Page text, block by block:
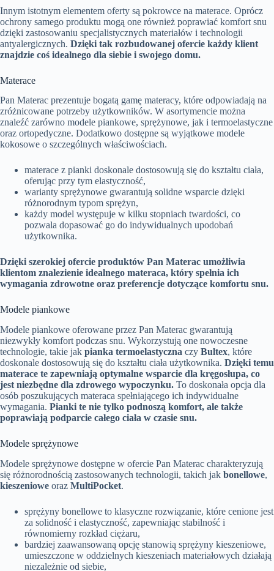
Innym istotnym elementem oferty są pokrowce na materace. Oprócz
ochrony samego produktu mogą one również poprawiać komfort snu
dzięki zastosowaniu specjalistycznych materiałów i technologii
antyalergicznych. Dzięki tak rozbudowanej ofercie każdy klient
znajdzie coś idealnego dla siebie i swojego domu.
Materace
Pan Materac prezentuje bogatą gamę materacy, które odpowiadają na
zróżnicowane potrzeby użytkowników. W asortymencie można
znaleźć zarówno modele piankowe, sprężynowe, jak i termoelastyczne
oraz ortopedyczne. Dodatkowo dostępne są wyjątkowe modele
kokosowe o szczególnych właściwościach.
materace z pianki doskonale dostosowują się do kształtu ciała,
oferując przy tym elastyczność,
warianty sprężynowe gwarantują solidne wsparcie dzięki
różnorodnym typom sprężyn,
każdy model występuje w kilku stopniach twardości, co
pozwala dopasować go do indywidualnych upodobań
użytkownika.
Dzięki szerokiej ofercie produktów Pan Materac umożliwia
klientom znalezienie idealnego materaca, który spełnia ich
wymagania zdrowotne oraz preferencje dotyczące komfortu snu.
Modele piankowe
Modele piankowe oferowane przez Pan Materac gwarantują
niezwykły komfort podczas snu. Wykorzystują one nowoczesne
technologie, takie jak pianka termoelastyczna czy Bultex, które
doskonale dostosowują się do kształtu ciała użytkownika. Dzięki temu
materace te zapewniają optymalne wsparcie dla kręgosłupa, co
jest niezbędne dla zdrowego wypoczynku. To doskonała opcja dla
osób poszukujących materaca spełniającego ich indywidualne
wymagania. Pianki te nie tylko podnoszą komfort, ale także
poprawiają podparcie całego ciała w czasie snu.
Modele sprężynowe
Modele sprężynowe dostępne w ofercie Pan Materac charakteryzują
się różnorodnością zastosowanych technologii, takich jak bonellowe,
kieszeniowe oraz MultiPocket.
sprężyny bonellowe to klasyczne rozwiązanie, które cenione jest
za solidność i elastyczność, zapewniając stabilność i
równomierny rozkład ciężaru,
bardziej zaawansowaną opcję stanowią sprężyny kieszeniowe,
umieszczone w oddzielnych kieszeniach materiałowych działają
niezależnie od siebie,